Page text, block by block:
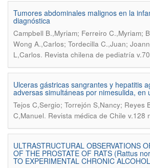
Tumores abdominales malignos en la
diagnóstica
Campbell B.,Myriam; Ferreiro C.,Myriam;
Wong A.,Carlos; Tordecilla C.,Juan;
L,Carlos. Revista chilena de pediatría
Ulceras gástricas sangrantes y hepatitis
adversas simultáneas por nimesulida, en
Tejos C,Sergio; Torrejón S,Nancy; Reyes
C,Manuel. Revista médica de Chile v.128
ULTRASTRUCTURAL OBSERVATIONS
OF THE PROSTATE OF RATS (Rattus
TO EXPERIMENTAL CHRONIC